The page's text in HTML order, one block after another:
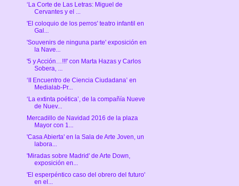
‘La Corte de Las Letras: Miguel de
Cervantes y el ...
'El coloquio de los perros' teatro infantil en
Gal...
'Souvenirs de ninguna parte' exposición en
la Nave...
'5 y Acción…!!!' con Marta Hazas y Carlos
Sobera, ...
‘II Encuentro de Ciencia Ciudadana’ en
Medialab-Pr...
‘La extinta poética’, de la compañía Nueve
de Nuev...
Mercadillo de Navidad 2016 de la plaza
Mayor con 1...
'Casa Abierta' en la Sala de Arte Joven, un
labora...
'Miradas sobre Madrid' de Arte Down,
exposición en...
'El esperpéntico caso del obrero del futuro'
en el...